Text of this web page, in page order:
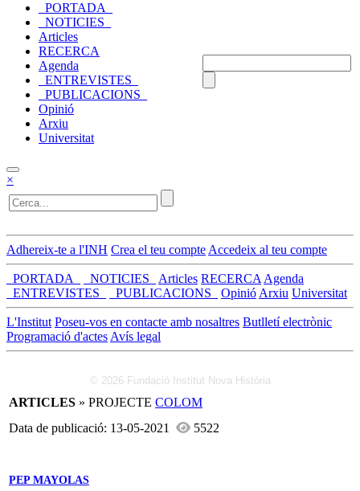
_PORTADA_
_NOTICIES_
Articles
RECERCA
Agenda
_ENTREVISTES_
_PUBLICACIONS_
Opinió
Arxiu
Universitat
×
Adhereix-te a l'INH Crea el teu compte Accedeix al teu compte
_PORTADA_ _NOTICIES_ Articles RECERCA Agenda
_ENTREVISTES_
_PUBLICACIONS_ Opinió Arxiu Universitat
L'Institut Poseu-vos en contacte amb nosaltres Butlletí electrònic
Programació d'actes Avís legal
© 2026 Fundació Institut Nova Història
ARTICLES » PROJECTE COLOM
Data de publicació: 13-05-2021
5522
PEP MAYOLAS